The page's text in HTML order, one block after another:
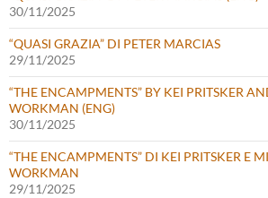
30/11/2025
“QUASI GRAZIA” DI PETER MARCIAS
29/11/2025
“THE ENCAMPMENTS” BY KEI PRITSKER
WORKMAN (ENG)
30/11/2025
“THE ENCAMPMENTS” DI KEI PRITSKER E
WORKMAN
29/11/2025